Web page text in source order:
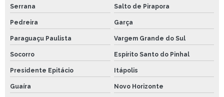
Serrana Salto de Pirapora
Pedreira Garça
Paraguaçu Paulista Vargem Grande do Sul
Socorro Espírito Santo do Pinhal
Presidente Epitácio Itápolis
Guaíra Novo Horizonte